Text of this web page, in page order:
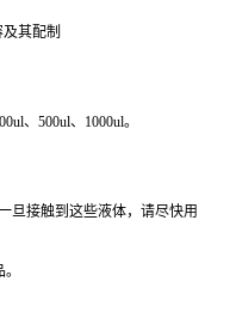
其配制
、500ul、1000ul。
旦接触到这些液体，请尽快用